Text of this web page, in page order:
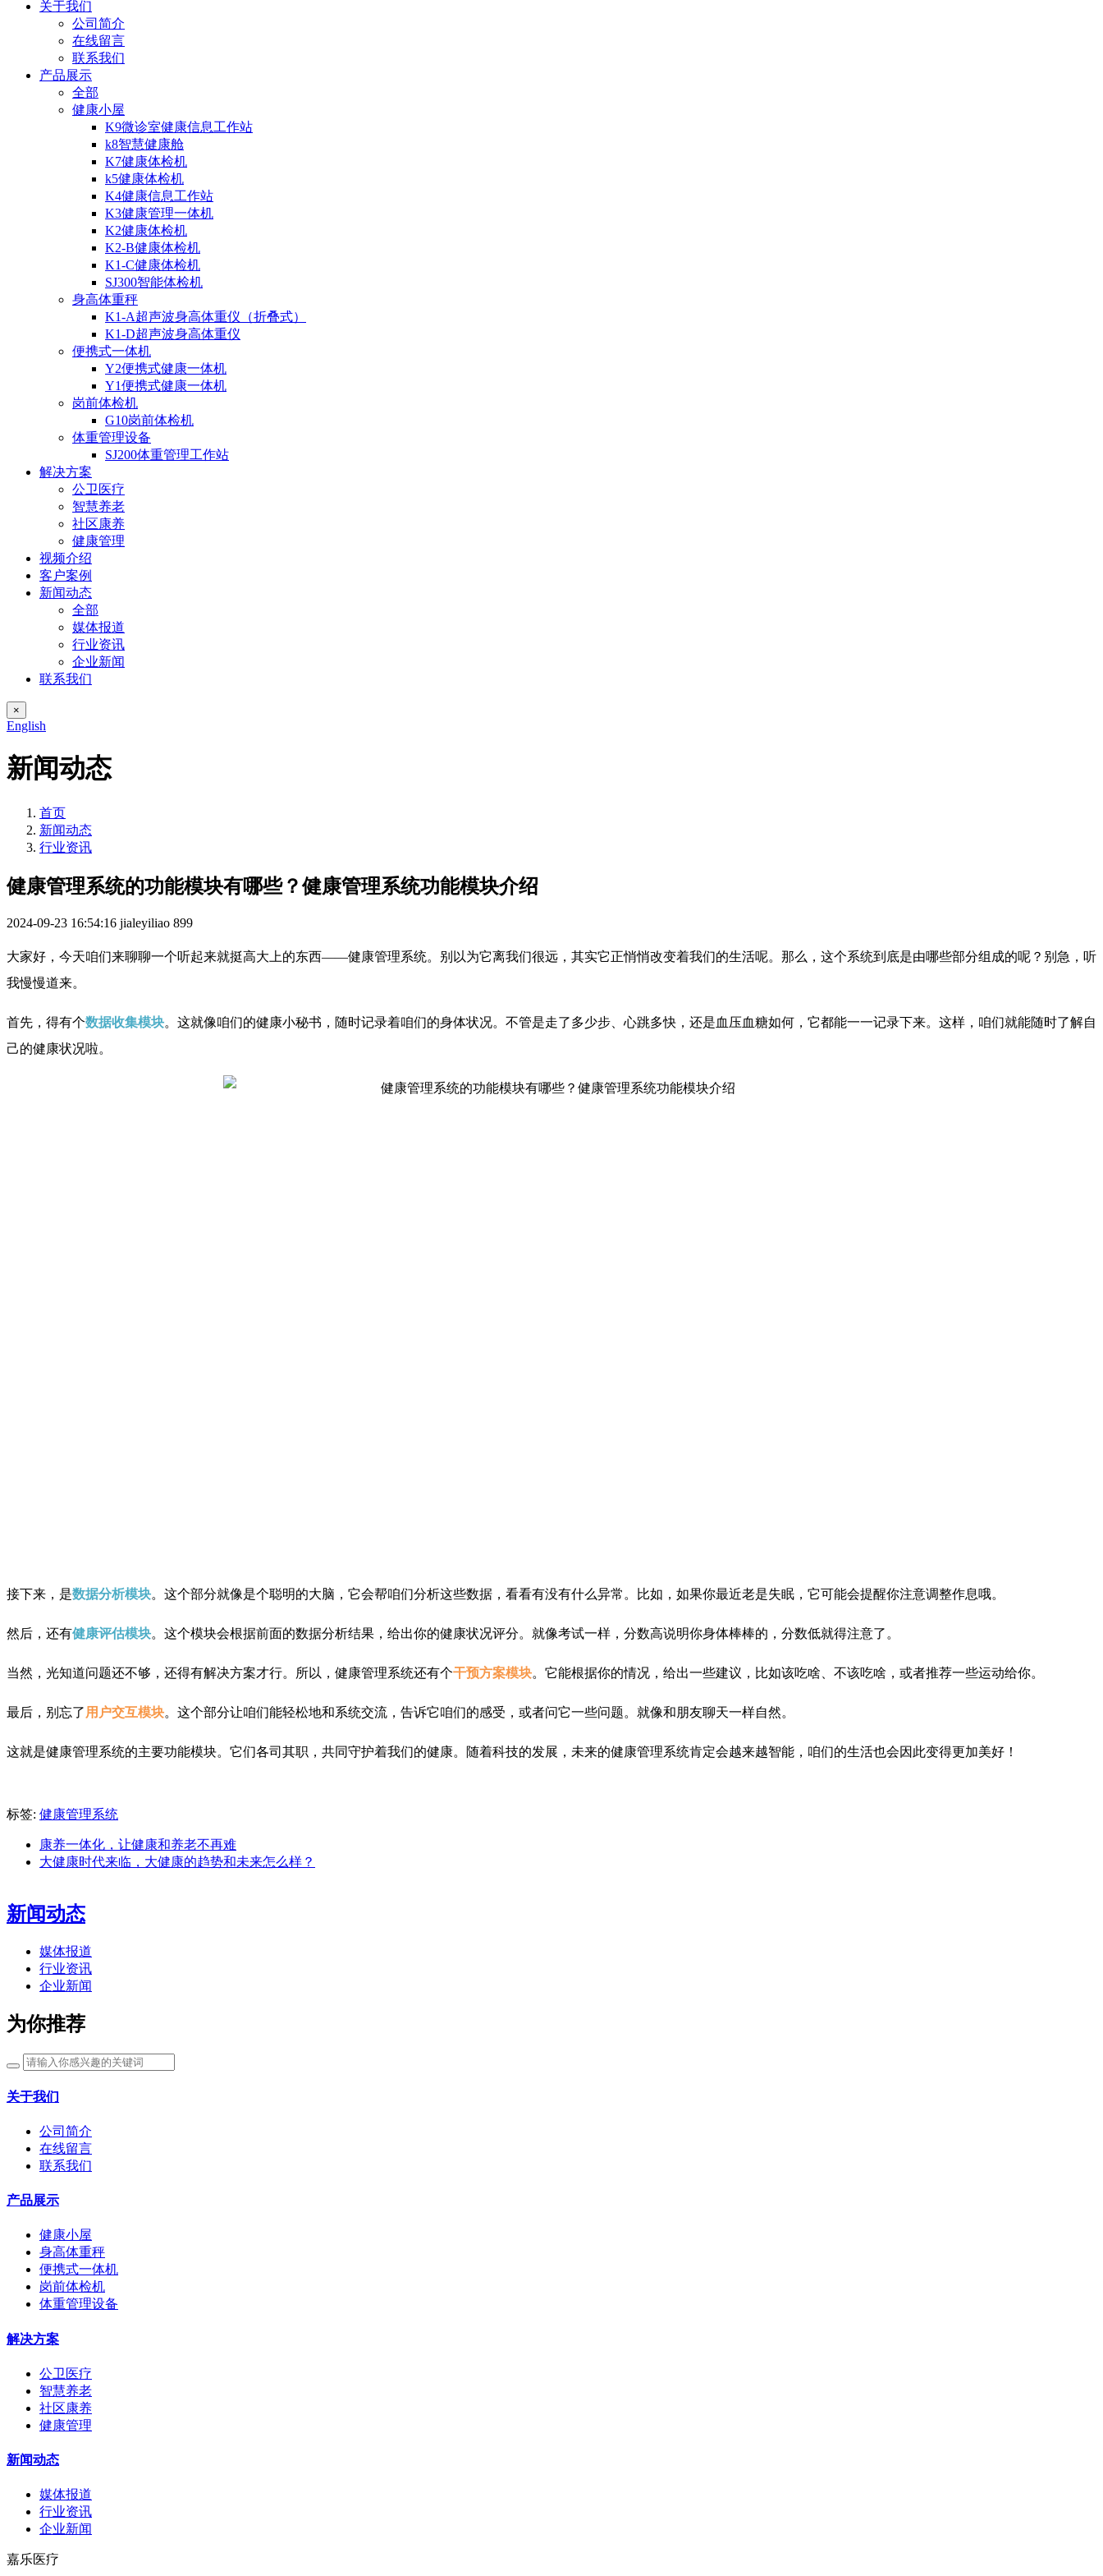
关于我们
公司简介
在线留言
联系我们
产品展示
全部
健康小屋
K9微诊室健康信息工作站
k8智慧健康舱
K7健康体检机
k5健康体检机
K4健康信息工作站
K3健康管理一体机
K2健康体检机
K2-B健康体检机
K1-C健康体检机
SJ300智能体检机
身高体重秤
K1-A超声波身高体重仪（折叠式）
K1-D超声波身高体重仪
便携式一体机
Y2便携式健康一体机
Y1便携式健康一体机
岗前体检机
G10岗前体检机
体重管理设备
SJ200体重管理工作站
解决方案
公卫医疗
智慧养老
社区康养
健康管理
视频介绍
客户案例
新闻动态
全部
媒体报道
行业资讯
企业新闻
联系我们
×
English
新闻动态
首页
新闻动态
行业资讯
健康管理系统的功能模块有哪些？健康管理系统功能模块介绍
2024-09-23 16:54:16 jialeyiliao 899
大家好，今天咱们来聊聊一个听起来就挺高大上的东西——健康管理系统。别以为它离我们很远，其实它正悄悄改变着我们的生活呢。那么，这个系统到底是由哪些部分组成的呢？别急，听
我慢慢道来。
首先， 得有个数据收集模块。这就像咱们的健康小秘书，随时记录着咱们的身体状况。不管是走了多少步、心跳多快，还是血压血糖如何，它都能一一记录下来。这样，咱们就能随时了解自
己的健康状况啦。
接下来，是数据分析模块。这个部分就像是个聪明的大脑，它会帮咱们分析这些数据，看看有没有什么异常。比如，如果你最近老是失眠，它可能会提醒你注意调整作息哦。
然后，还有健康评估模块。这个模块会根据前面的数据分析结果，给出你的健康状况评分。就像考试一样，分数高说明你身体棒棒的，分数低就得注意了。
当然，光知道问题还不够，还得有解决方案才行。所以，健康管理系统还有个干预方案模块。它能根据你的情况，给出一些建议，比如该吃啥、不该吃啥，或者推荐一些运动给你。
最后，别忘了 用户交互模块。这个部分让咱们能轻松地和系统交流，告诉它咱们的感受，或者问它一些问题。就像和朋友聊天一样自然。
这就是健康管理系统的主要功能模块。它们各司其职，共同守护着我们的健康。随着科技的发展，未来的健康管理系统肯定会越来越智能，咱们的生活也会因此变得更加美好！
标签: 健康管理系统
康养一体化，让健康和养老不再难
大健康时代来临，大健康的趋势和未来怎么样？
新闻动态
媒体报道
行业资讯
企业新闻
为你推荐
关于我们
公司简介
在线留言
联系我们
产品展示
健康小屋
身高体重秤
便携式一体机
岗前体检机
体重管理设备
解决方案
公卫医疗
智慧养老
社区康养
健康管理
新闻动态
媒体报道
行业资讯
企业新闻
嘉乐医疗